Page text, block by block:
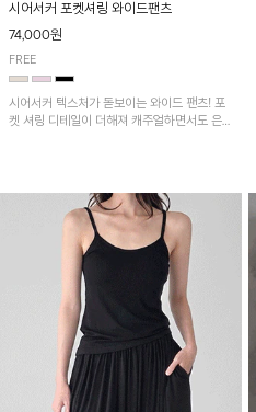
시어서커 포켓셔링 와이드팬츠
74,000원
FREE
시어서커 텍스처가 돋보이는 와이드 팬츠! 포
켓 셔링 디테일이 더해져 캐주얼하면서도 은은
아이템으로 활용하기 좋아요~